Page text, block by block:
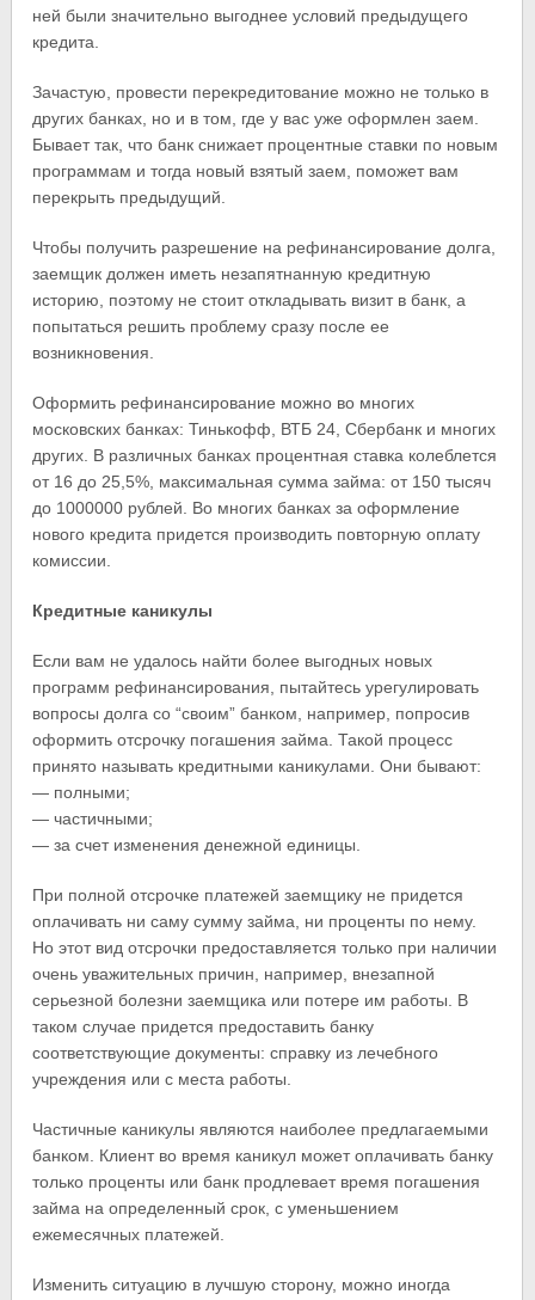
ней были значительно выгоднее условий предыдущего
кредита.
Зачастую, провести перекредитование можно не только в
других банках, но и в том, где у вас уже оформлен заем.
Бывает так, что банк снижает процентные ставки по новым
программам и тогда новый взятый заем, поможет вам
перекрыть предыдущий.
Чтобы получить разрешение на рефинансирование долга,
заемщик должен иметь незапятнанную кредитную
историю, поэтому не стоит откладывать визит в банк, а
попытаться решить проблему сразу после ее
возникновения.
Оформить рефинансирование можно во многих
московских банках: Тинькофф, ВТБ 24, Сбербанк и многих
других. В различных банках процентная ставка колеблется
от 16 до 25,5%, максимальная сумма займа: от 150 тысяч
до 1000000 рублей. Во многих банках за оформление
нового кредита придется производить повторную оплату
комиссии.
Кредитные каникулы
Если вам не удалось найти более выгодных новых
программ рефинансирования, пытайтесь урегулировать
вопросы долга со “своим” банком, например, попросив
оформить отсрочку погашения займа. Такой процесс
принято называть кредитными каникулами. Они бывают:
— полными;
— частичными;
— за счет изменения денежной единицы.
При полной отсрочке платежей заемщику не придется
оплачивать ни саму сумму займа, ни проценты по нему.
Но этот вид отсрочки предоставляется только при наличии
очень уважительных причин, например, внезапной
серьезной болезни заемщика или потере им работы. В
таком случае придется предоставить банку
соответствующие документы: справку из лечебного
учреждения или с места работы.
Частичные каникулы являются наиболее предлагаемыми
банком. Клиент во время каникул может оплачивать банку
только проценты или банк продлевает время погашения
займа на определенный срок, с уменьшением
ежемесячных платежей.
Изменить ситуацию в лучшую сторону, можно иногда